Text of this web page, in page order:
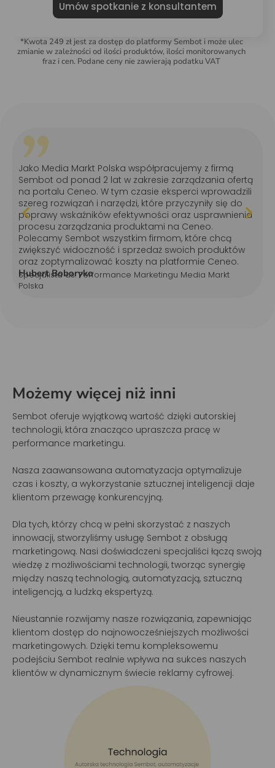
Umów spotkanie z konsultantem
*Kwota 249 zł jest za dostęp do platformy Sembot i może ulec
zmianie w zależności od ilości produktów, ilości monitorowanych
fraz i cen. Podane ceny nie zawierają podatku VAT
"
Jako Media Markt Polska współpracujemy z firmą
Sembot od ponad 2 lat w zakresie zarządzania ofertą
na portalu Ceneo. W tym czasie eksperci wprowadzili
szereg rozwiązań i narzędzi, które przyczyniły się do
poprawy wskaźników efektywności oraz usprawnienia
procesu zarządzania produktami na Ceneo.
Polecamy Sembot wszystkim firmom, które chcą
zwiększyć widoczność i sprzedaż swoich produktów
oraz zoptymalizować koszty na platformie Ceneo.
Hubert Boboryko
Specjalista ds. Performance Marketingu Media Markt
Polska
Możemy więcej niż inni
Sembot oferuje wyjątkową wartość dzięki autorskiej
technologii, która znacząco upraszcza pracę w
performance marketingu.
Nasza zaawansowana automatyzacja optymalizuje
czas i koszty, a wykorzystanie sztucznej inteligencji daje
klientom przewagę konkurencyjną.
Dla tych, którzy chcą w pełni skorzystać z naszych
innowacji, stworzyliśmy usługę Sembot z obsługą
marketingową. Nasi doświadczeni specjaliści łączą swoją
wiedzę z możliwościami technologii, tworząc synergię
między naszą technologią, automatyzacją, sztuczną
inteligencją, a ludzką ekspertyzą.
Nieustannie rozwijamy nasze rozwiązania, zapewniając
klientom dostęp do najnowocześniejszych możliwości
marketingowych. Dzięki temu kompleksowemu
podejściu Sembot realnie wpływa na sukces naszych
klientów w dynamicznym świecie reklamy cyfrowej.